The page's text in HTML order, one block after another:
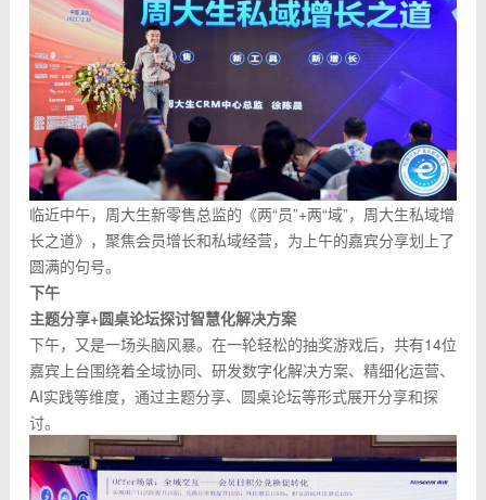
临近中午，周大生新零售总监的《两“员”+两“域”，周大生私域增
长之道》，聚焦会员增长和私域经营，为上午的嘉宾分享划上了
圆满的句号。
下午
主题分享+圆桌论坛探讨智慧化解决方案
下午，又是一场头脑风暴。在一轮轻松的抽奖游戏后，共有14位
嘉宾上台围绕着全域协同、研发数字化解决方案、精细化运营、
AI实践等维度，通过主题分享、圆桌论坛等形式展开分享和探
讨。